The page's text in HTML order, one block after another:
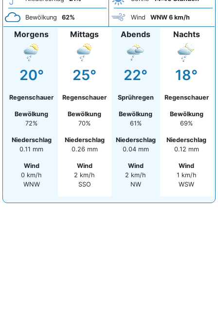
Bewölkung 62% Wind WNW 6 km/h
Morgens
20°
Regenschauer
Bewölkung
72%
Niederschlag
0.11 mm
Wind
0 km/h
WNW
Mittags
25°
Regenschauer
Bewölkung
70%
Niederschlag
0.26 mm
Wind
2 km/h
SSO
Abends
22°
Sprühregen
Bewölkung
61%
Niederschlag
0.04 mm
Wind
2 km/h
NW
Nachts
18°
Regenschauer
Bewölkung
69%
Niederschlag
0.12 mm
Wind
1 km/h
WSW